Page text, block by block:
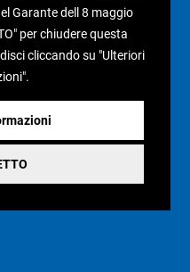
Garante dell 8 maggio
per chiudere questa
cliccando su "Ulteriori